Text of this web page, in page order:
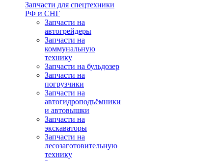
Запчасти для спецтехники
РФ и СНГ
Запчасти на
автогрейдеры
Запчасти на
коммунальную
технику
Запчасти на бульдозер
Запчасти на
погрузчики
Запчасти на
автогидроподъёмники
и автовышки
Запчасти на
экскаваторы
Запчасти на
лесозаготовительную
технику